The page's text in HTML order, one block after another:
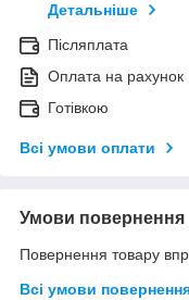
Детальніше
Післяплата
Оплата на рахунок
Готівкою
Всі умови оплати
Умови повернення
Повернення товару
Всі умови